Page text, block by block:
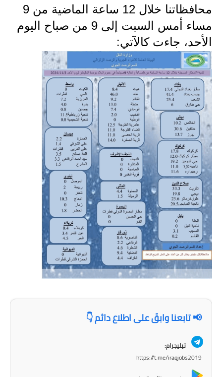
اخبار وقرارات وزارة التربية
نتائج الامتحانات
المرحلة الابتدائية
المرحلة المتوسطة
المرحلة الاعدادية
اسئلة وزارية
المرحلة الابتدائية
المرحلة المتوسطة
المرحلة الاعدادية
مرشحات
المرحلة الابتدائية
المرحلة المتوسطة
كتب مدرسية
محافظاتنا خلال 12 ساعة الماضية من 9
مساء أمس السبت إلى 9 من صباح اليوم
الأحد، جاءت كالآتي:
📢 تابعنا وابقَ على اطلاع دائم 👇
تيليجرام:
https://t.me/iraqjobs2019